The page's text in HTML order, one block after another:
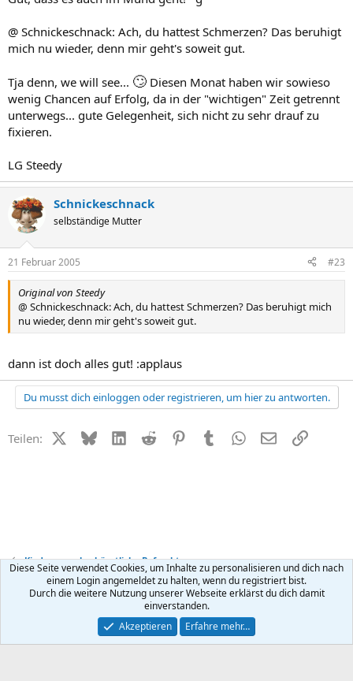
@ Schnickeschnack: Ach, du hattest Schmerzen? Das beruhigt
mich nu wieder, denn mir geht's soweit gut.
Tja denn, we will see... 🙄 Diesen Monat haben wir sowieso
wenig Chancen auf Erfolg, da in der "wichtigen" Zeit getrennt
unterwegs... gute Gelegenheit, sich nicht zu sehr drauf zu
fixieren.
LG Steedy
Schnickeschnack
selbständige Mutter
21 Februar 2005 #23
Original von Steedy
@ Schnickeschnack: Ach, du hattest Schmerzen? Das beruhigt mich
nu wieder, denn mir geht's soweit gut.
dann ist doch alles gut! :applaus
Du musst dich einloggen oder registrieren, um hier zu antworten.
Teilen: X (Twitter)
BlueskyLinkedIn
Reddit PinterestTumblr WhatsApp
E-MailLink
Kinderwunsch + künstliche Befruchtung
Kontakt Nutzungsbedingungen Datenschutz Hilfe
R
Community platform by XenForo ® © 2010-2026 XenForo Ltd.
Diese Seite verwendet Cookies, um Inhalte zu personalisieren und dich nach
einem Login angemeldet zu halten, wenn du registriert bist.
Durch die weitere Nutzung unserer Webseite erklärst du dich damit
einverstanden.
Akzeptieren
Erfahre mehr…